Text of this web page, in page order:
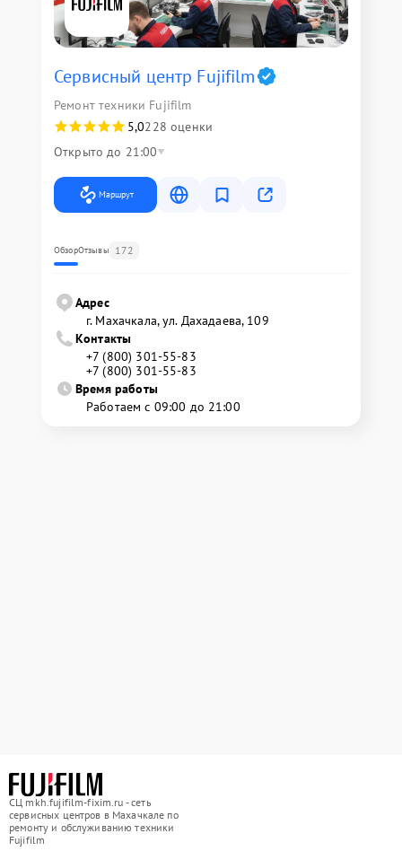
Сервисный центр Fujifilm
Ремонт техники Fujifilm
5,0228 оценки
Открыто до 21:00
Маршрут
ОбзорОтзывы 172
Адрес
г. Махачкала, ул. Дахадаева, 109
Контакты
+7 (800) 301-55-83
+7 (800) 301-55-83
Время работы
Работаем с 09:00 до 21:00
СЦ mkh.fujifilm-fixim.ru - сеть
сервисных центров в Махачкале по
ремонту и обслуживанию техники
Fujifilm